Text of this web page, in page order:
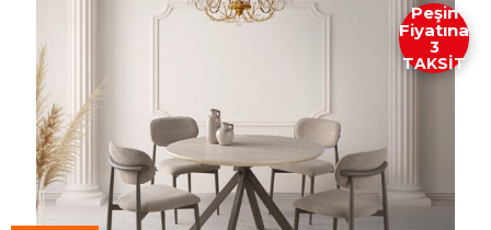
Peşin
Fiyatına
3
TAKSİT